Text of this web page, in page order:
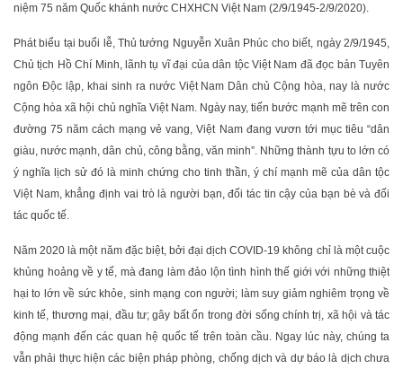
niệm 75 năm Quốc khánh nước CHXHCN Việt Nam (2/9/1945-2/9/2020).
Phát biểu tại buổi lễ, Thủ tướng Nguyễn Xuân Phúc cho biết, ngày 2/9/1945,
Chủ tịch Hồ Chí Minh, lãnh tụ vĩ đại của dân tộc Việt Nam đã đọc bản Tuyên
ngôn Độc lập, khai sinh ra nước Việt Nam Dân chủ Cộng hòa, nay là nước
Cộng hòa xã hội chủ nghĩa Việt Nam. Ngày nay, tiến bước mạnh mẽ trên con
đường 75 năm cách mạng vẻ vang, Việt Nam đang vươn tới mục tiêu “dân
giàu, nước mạnh, dân chủ, công bằng, văn minh”. Những thành tựu to lớn có
ý nghĩa lịch sử đó là minh chứng cho tinh thần, ý chí mạnh mẽ của dân tộc
Việt Nam, khẳng định vai trò là người bạn, đối tác tin cậy của bạn bè và đối
tác quốc tế.
Năm 2020 là một năm đặc biệt, bởi đại dịch COVID-19 không chỉ là một cuộc
khủng hoảng về y tế, mà đang làm đảo lộn tình hình thế giới với những thiệt
hại to lớn về sức khỏe, sinh mạng con người; làm suy giảm nghiêm trọng về
kinh tế, thương mại, đầu tư; gây bất ổn trong đời sống chính trị, xã hội và tác
động mạnh đến các quan hệ quốc tế trên toàn cầu. Ngay lúc này, chúng ta
vẫn phải thực hiện các biện pháp phòng, chống dịch và dự báo là dịch chưa